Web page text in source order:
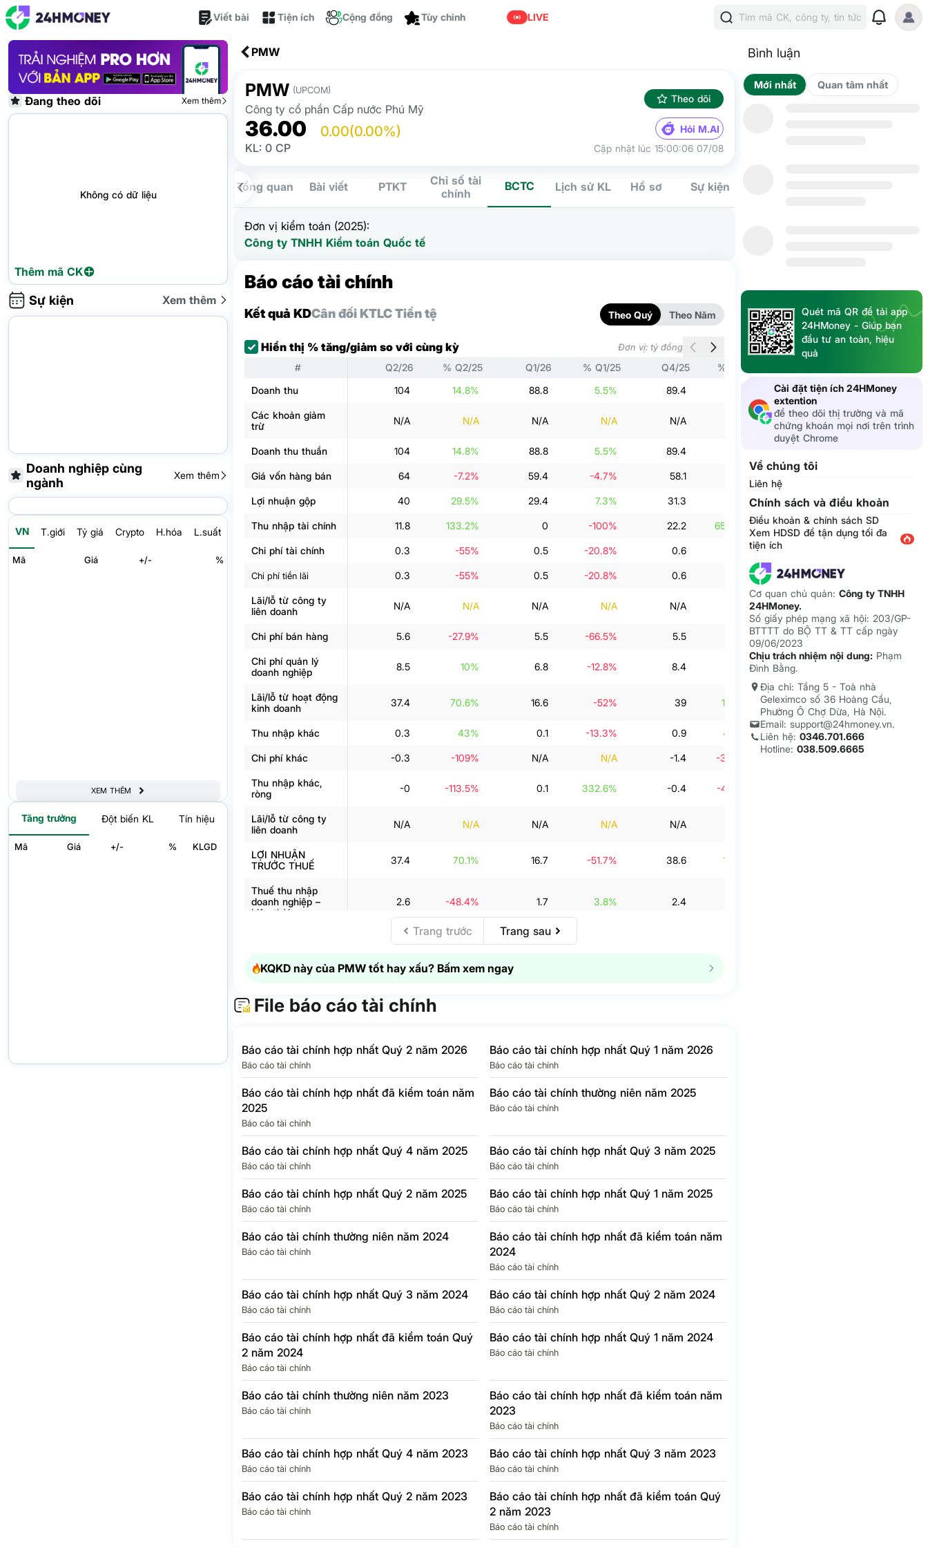
Viết bài Tiện ích Cộng đồng Tùy chỉnh LIVE Tìm mã CK, công ty, tin tức
Đang theo dõi Xem thêm
Không có dữ liệu
Thêm mã CK
Sự kiện Xem thêm
Doanh nghiệp cùng
ngành
Xem thêm
VN T.giới Tỷ giá Crypto H.hóa L.suất
Mã Giá +/- %
XEM THÊM
Tăng trưởng Đột biến KL Tín hiệu
Mã Giá +/- % KLGD
PMW
PMW (UPCOM)
Công ty cổ phần Cấp nước Phú Mỹ
Theo dõi
36.00 0.00(0.00%) Hỏi M.AI
KL: 0 CP Cập nhật lúc 15:00:06 07/08
Tổng quan Bài viết PTKT
Chỉ số tài
chính
BCTC Lịch sử KL Hồ sơ Sự kiện
Đơn vị kiểm toán (2025):
Công ty TNHH Kiểm toán Quốc tế
Báo cáo tài chính
Kết quả KDCân đối KTLC Tiền tệ Theo Quý Theo Năm
Hiển thị % tăng/giảm so với cùng kỳ Đơn vị: tỷ đồng
# Q2/26 % Q2/25 Q1/26 % Q1/25 Q4/25 % Q4/24
Doanh thu
104 14.8% 88.8 5.5% 89.4 91.4 5.1%
Các khoản giảm
trừ
N/A N/A N/A N/A N/A N/A N/A N/A
Doanh thu thuần 104 14.8% 88.8 5.5% 89.4
Giá vốn hàng bán 64 -7.2% 59.4 -4.7% 58.1
Lợi nhuận gộp 40 29.5% 29.4 7.3% 31.3 8.2% 31.1 -2%
Thu nhập tài chính 11.8 133.2% 0 -100% 22.2 65,630% 11.4 -28.1%
Chi phí tài chính 0.3 -55% 0.5 -20.8% 0.6 -21.3%
Chi phí tiền lãi 0.3 -55% 0.5 -20.8% 0.6 -21.3% 0.2
Lãi/lỗ từ công ty
liên doanh
N/A N/A N/A N/A N/A N/A
Chi phí bán hàng 5.6 -27.9% 5.5 -66.5% 5.5 -2.1% 4.3 -9.9%
Chi phí quản lý
doanh nghiệp
8.5 10% 6.8 -12.8% 8.4 -17.6%
Lãi/lỗ từ hoạt động
kinh doanh
37.4 70.6% 16.6 -52% 39 144.4% 32 -9.3%
Thu nhập khác 0.3 43% 0.1 -13.3% 0.9 453.1% 0.2 33%
Chi phí khác -0.3 -109% N/A N/A -1.4 -3,375%
Thu nhập khác,
ròng
-0 -113.5% 0.1 332.6% -0.4 -452.9%
Lãi/lỗ từ công ty
liên doanh
N/A N/A N/A N/A N/A
LỢI NHUẬN
TRƯỚC THUẾ
37.4 70.1% 16.7 -51.7% 38.6 139.8%
Thuế thu nhập
doanh nghiệp –
hiện thời
2.6 -48.4% 1.7 3.8% 2.4
N/A N/A N/A
nhập doanh nghiệp
Lợi ích của cổ
đông thiểu số
N/A
Lợi nhuận của Cổ
đông của Công ty
mẹ
15.1 -54.2%
EPS Quý N/A N/A N/A N/A N/A
Trang trước Trang sau
KQKD này của PMW tốt hay xấu? Bấm xem ngay
File báo cáo tài chính
Báo cáo tài chính hợp nhất Quý 2 năm 2026
Báo cáo tài chính
Báo cáo tài chính hợp nhất Quý 1 năm 2026
Báo cáo tài chính
Báo cáo tài chính hợp nhất đã kiểm toán năm
2025
Báo cáo tài chính
Báo cáo tài chính thường niên năm 2025
Báo cáo tài chính
Báo cáo tài chính hợp nhất Quý 4 năm 2025
Báo cáo tài chính
Báo cáo tài chính hợp nhất Quý 3 năm 2025
Báo cáo tài chính
Báo cáo tài chính hợp nhất Quý 2 năm 2025
Báo cáo tài chính
Báo cáo tài chính hợp nhất Quý 1 năm 2025
Báo cáo tài chính
Báo cáo tài chính thường niên năm 2024
Báo cáo tài chính
Báo cáo tài chính hợp nhất đã kiểm toán năm
2024
Báo cáo tài chính
Báo cáo tài chính hợp nhất Quý 3 năm 2024
Báo cáo tài chính
Báo cáo tài chính hợp nhất Quý 2 năm 2024
Báo cáo tài chính
Báo cáo tài chính hợp nhất đã kiểm toán Quý
2 năm 2024
Báo cáo tài chính
Báo cáo tài chính hợp nhất Quý 1 năm 2024
Báo cáo tài chính
Báo cáo tài chính thường niên năm 2023
Báo cáo tài chính
Báo cáo tài chính hợp nhất đã kiểm toán năm
2023
Báo cáo tài chính
Báo cáo tài chính hợp nhất Quý 4 năm 2023
Báo cáo tài chính
Báo cáo tài chính hợp nhất Quý 3 năm 2023
Báo cáo tài chính
Báo cáo tài chính hợp nhất Quý 2 năm 2023
Báo cáo tài chính
Báo cáo tài chính hợp nhất đã kiểm toán Quý
2 năm 2023
Báo cáo tài chính
Bình luận
Mới nhất
Quét mã QR để tải app
24HMoney - Giúp bạn
đầu tư an toàn, hiệu
quả
Cài đặt tiện ích 24HMoney
extention
để theo dõi thị trường và mã
chứng khoán mọi nơi trên trình
duyệt Chrome
Về chúng tôi
Liên hệ
Chính sách và điều khoản
Điều khoản & chính sách SD
Xem HDSD để tận dụng tối đa
tiện ích
Cơ quan chủ quản: Công ty TNHH
24HMoney.
Số giấy phép mạng xã hội: 203/GP-
BTTTT do BỘ TT & TT cấp ngày
09/06/2023
Chịu trách nhiệm nội dung: Phạm
Đình Bằng.
Địa chỉ: Tầng 5 - Toà nhà
Geleximco số 36 Hoàng Cầu,
Phường Ô Chợ Dừa, Hà Nội.
Email: support@24hmoney.vn.
Liên hệ: 0346.701.666
Hotline: 038.509.6665